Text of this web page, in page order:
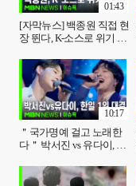
[자막뉴스] 백종원 직접 현
장 뛴다, K-소스로 위기 돌
01:43
＂국가명예 걸고 노래한
다＂ 박서진 vs 유다이, 한
10:17